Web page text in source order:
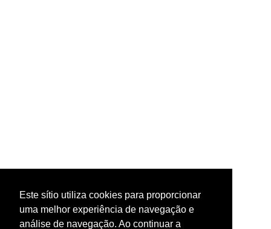
Este sítio utiliza cookies para proporcionar
uma melhor experiência de navegação e
análise de navegação. Ao continuar a